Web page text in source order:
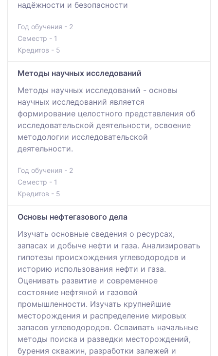
надёжности и безопасности
Год обучения - 2
Семестр - 1
Кредитов - 5
Методы научных исследований
Методы научных исследований - основы
научных исследований является
формирование целостного представления об
исследовательской деятельности, освоение
методологии исследовательской
деятельности.
Год обучения - 2
Семестр - 1
Кредитов - 5
Основы нефтегазового дела
Изучать основные сведения о ресурсах,
запасах и добыче нефти и газа. Анализировать
гипотезы происхождения углеводородов и
историю использования нефти и газа.
Оценивать развитие и современное
состояние нефтяной и газовой
промышленности. Изучать крупнейшие
месторождения и распределение мировых
запасов углеводородов. Осваивать начальные
методы поиска и разведки месторождений,
бурения скважин, разработки залежей и